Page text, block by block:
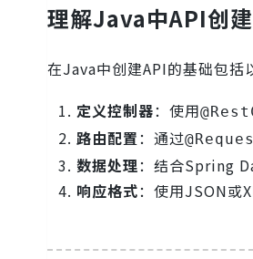
理解Java中API创
在Java中创建API的基础包括
定义控制器：使用
路由配置：通过
数据处理：结合Spring
响应格式：使用JSON或